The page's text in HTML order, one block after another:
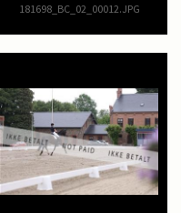
181698_BC_02_00012.JPG